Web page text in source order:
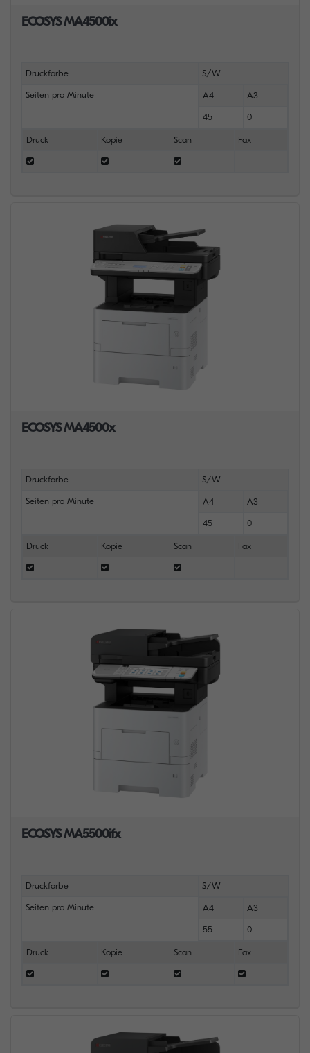
ECOSYS MA4500ix
Druckfarbe S/W
Seiten pro Minute A4 A3
45 0
Druck Kopie Scan Fax
ECOSYS MA4500x
Druckfarbe S/W
Seiten pro Minute A4 A3
45 0
Druck Kopie Scan Fax
ECOSYS MA5500ifx
Druckfarbe S/W
Seiten pro Minute A4 A3
55 0
Druck Kopie Scan Fax